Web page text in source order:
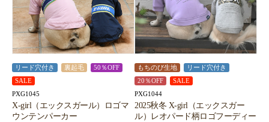
リード穴付き 裏起毛
50％OFF
SALE
PXG1045
X-girl（エックスガール）ロゴマ
ウンテンパーカー
もちのび生地
リード穴付き
20％OFF
SALE
PXG1044
2025秋冬 X-girl（エックスガー
ル）レオパード柄ロゴフーディー